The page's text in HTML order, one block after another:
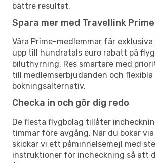
bättre resultat.
Spara mer med Travellink Prime
Våra Prime-medlemmar får exklusiva
upp till hundratals euro rabatt på
biluthyrning. Res smartare med
till medlemserbjudanden och flexibla
bokningsalternativ.
Checka in och gör dig redo
De flesta flygbolag tillåter
timmar före avgång. När du bokar
skickar vi ett påminnelsemejl med
instruktioner för incheckning så att